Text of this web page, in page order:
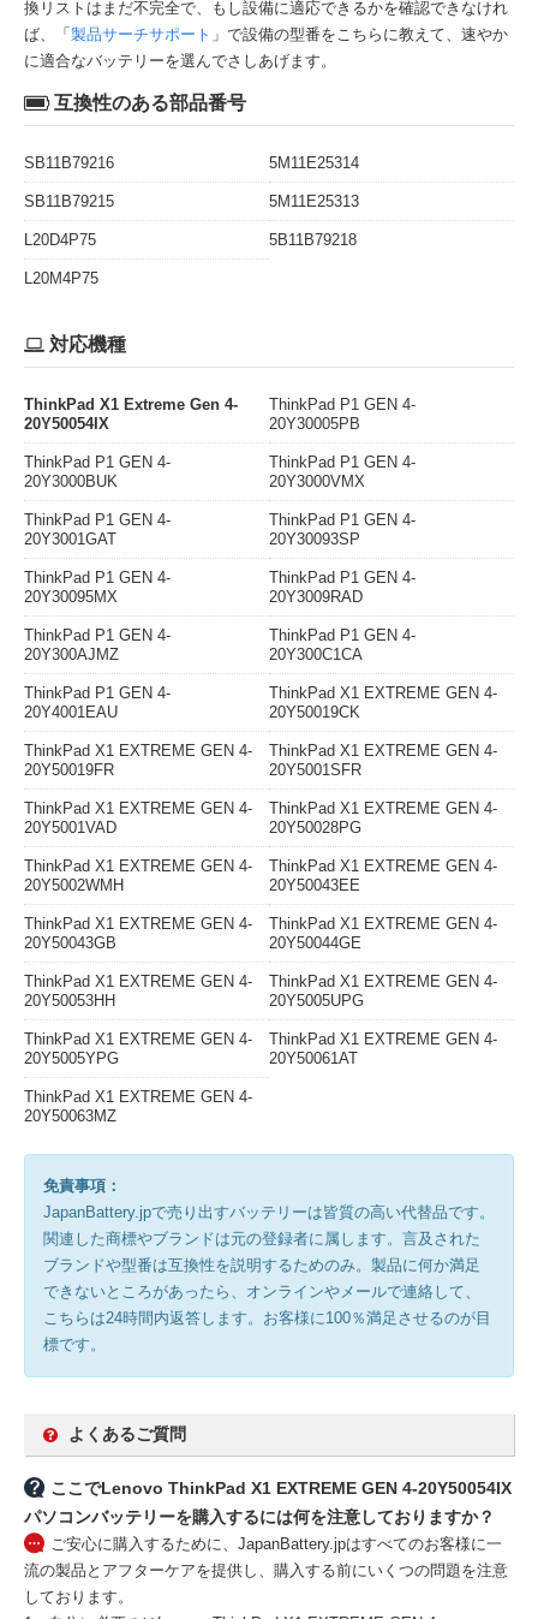
換リストはまだ不完全で、もし設備に適応できるかを確認できなけれ
ば、「 製品サーチサポート 」で設備の型番をこちらに教えて、速やか
に適合なバッテリーを選んでさしあげます。
互換性のある部品番号
SB11B79216 5M11E25314
SB11B79215 5M11E25313
L20D4P75 5B11B79218
L20M4P75
対応機種
ThinkPad X1 Extreme Gen 4-
20Y50054IX
ThinkPad P1 GEN 4-
20Y30005PB
ThinkPad P1 GEN 4-
20Y3000BUK
ThinkPad P1 GEN 4-
20Y3000VMX
ThinkPad P1 GEN 4-
20Y3001GAT
ThinkPad P1 GEN 4-
20Y30093SP
ThinkPad P1 GEN 4-
20Y30095MX
ThinkPad P1 GEN 4-
20Y3009RAD
ThinkPad P1 GEN 4-
20Y300AJMZ
ThinkPad P1 GEN 4-
20Y300C1CA
ThinkPad P1 GEN 4-
20Y4001EAU
ThinkPad X1 EXTREME GEN 4-
20Y50019CK
ThinkPad X1 EXTREME GEN 4-
20Y50019FR
ThinkPad X1 EXTREME GEN 4-
20Y5001SFR
ThinkPad X1 EXTREME GEN 4-
20Y5001VAD
ThinkPad X1 EXTREME GEN 4-
20Y50028PG
ThinkPad X1 EXTREME GEN 4-
20Y5002WMH
ThinkPad X1 EXTREME GEN 4-
20Y50043EE
ThinkPad X1 EXTREME GEN 4-
20Y50043GB
ThinkPad X1 EXTREME GEN 4-
20Y50044GE
ThinkPad X1 EXTREME GEN 4-
20Y50053HH
ThinkPad X1 EXTREME GEN 4-
20Y5005UPG
ThinkPad X1 EXTREME GEN 4-
20Y5005YPG
ThinkPad X1 EXTREME GEN 4-
20Y50061AT
ThinkPad X1 EXTREME GEN 4-
20Y50063MZ
免責事項：
JapanBattery.jpで売り出すバッテリーは皆質の高い代替品です。
関連した商標やブランドは元の登録者に属します。言及された
ブランドや型番は互換性を説明するためのみ。製品に何か満足
できないところがあったら、オンラインやメールで連絡して、
こちらは24時間内返答します。お客様に100％満足させるのが目
標です。
よくあるご質問
ここでLenovo ThinkPad X1 EXTREME GEN 4-20Y50054IX
パソコンバッテリーを購入するには何を注意しておりますか？
ご安心に購入するために、JapanBattery.jpはすべてのお客様に一
流の製品とアフターケアを提供し、購入する前にいくつの問題を注意
しております。